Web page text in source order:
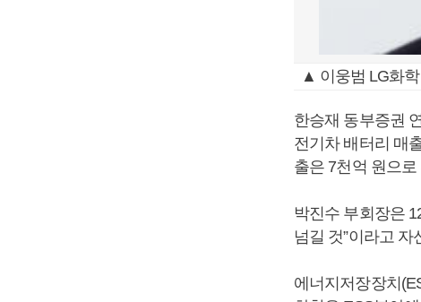
▲ 이웅범 LG화
한승재 동부증권
전기차 배터리 매
출은 7천억 원으
박진수 부회장은
넘길 것”이라고 자
에너지저장장치